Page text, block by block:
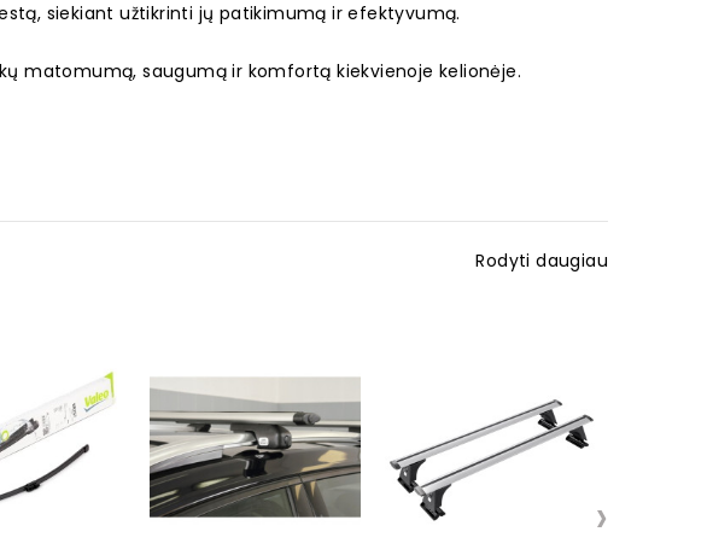
siekiant užtikrinti jų patikimumą ir efektyvumą.
matomumą, saugumą ir komfortą kiekvienoje kelionėje.
Rodyti daugiau
›